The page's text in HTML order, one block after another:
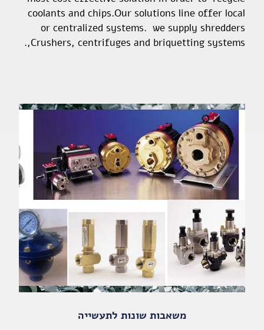
coolants and chips.Our solutions line offer local
or centralized systems. we supply shredders
,Crushers, centrifuges and briquetting systems.
משאבות שונות לתעשייה